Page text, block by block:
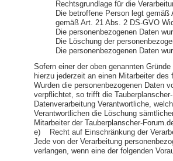
Rechtsgrundlage für die
Die betroffene Person legt
gemäß Art. 21 Abs. 2 DS-GVO
Die personenbezogenen Daten
Die Löschung der
Die personenbezogenen Daten
Sofern einer der oben genannten
hierzu jederzeit an einen Mitarbeiter
Wurden die personenbezogenen Daten
verpflichtet, so trifft die
Datenverarbeitung Verantwortliche,
Verantwortlichen die Löschung
Mitarbeiter der Tauberplanscher-
e) Recht auf Einschränkung der
Jede von der Verarbeitung
verlangen, wenn eine der folgenden